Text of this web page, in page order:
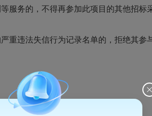
务的，不得再参加此项目的其他招标
违法失信行为记录名单的，拒绝其参